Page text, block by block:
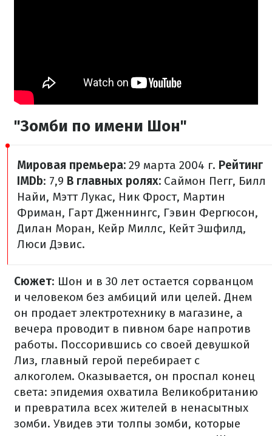
"Зомби по имени Шон"
Мировая премьера: 29 марта 2004 г. Рейтинг
IMDb: 7,9 В главных ролях: Саймон Пегг, Билл
Найи, Мэтт Лукас, Ник Фрост, Мартин
Фриман, Гарт Дженнингс, Гэвин Фергюсон,
Дилан Моран, Кейр Миллс, Кейт Эшфилд,
Люси Дэвис.
Сюжет: Шон и в 30 лет остается сорванцом
и человеком без амбиций или целей. Днем
он продает электротехнику в магазине, а
вечера проводит в пивном баре напротив
работы. Поссорившись со своей девушкой
Лиз, главный герой перебирает с
алкоголем. Оказывается, он проспал конец
света: эпидемия охватила Великобританию
и превратила всех жителей в ненасытных
зомби. Увидев эти толпы зомби, которые